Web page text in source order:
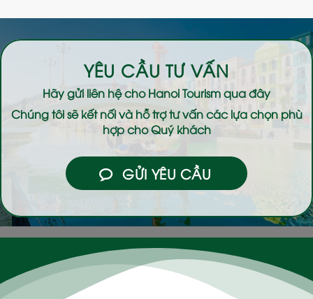
YÊU CẦU TƯ VẤN
Hãy gửi liên hệ choHanoi Tourismqua đây
Chúng tôi sẽ kết nối và hỗ trợ tư vấn các lựa chọn phù
hợp cho Quý khách
GỬI YÊU CẦU